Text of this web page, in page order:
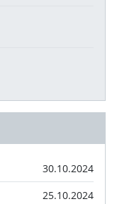
30.10.2024
25.10.2024